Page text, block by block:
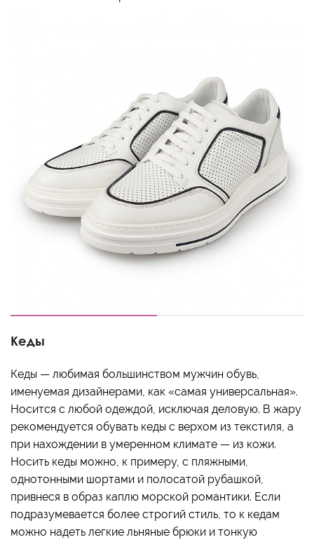
Кеды
Кеды — любимая большинством мужчин обувь,
именуемая дизайнерами, как «самая универсальная».
Носится с любой одеждой, исключая деловую. В жару
рекомендуется обувать кеды с верхом из текстиля, а
при нахождении в умеренном климате — из кожи.
Носить кеды можно, к примеру, с пляжными,
однотонными шортами и полосатой рубашкой,
привнеся в образ каплю морской романтики. Если
подразумевается более строгий стиль, то к кедам
можно надеть легкие льняные брюки и тонкую